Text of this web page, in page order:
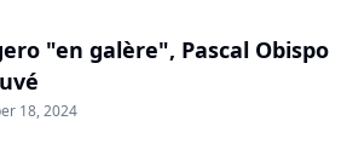
"en galère", Pascal Obispo
18, 2024